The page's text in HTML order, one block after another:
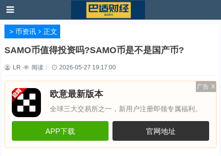
> 币资讯 正文
SAMO币值得投资吗?SAMO币是不是国产币?
LR 阅读： 2026-05-27 19:17:00
广告 X
欧意最新版本
全球三大交易所之一，新用户注册即领专属福利。
APP下载 官网地址